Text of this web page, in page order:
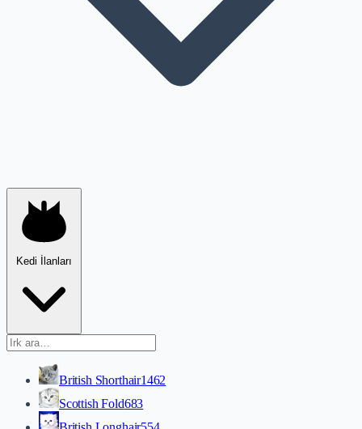
Kedi İlanları
British Shorthair1462
Scottish Fold683